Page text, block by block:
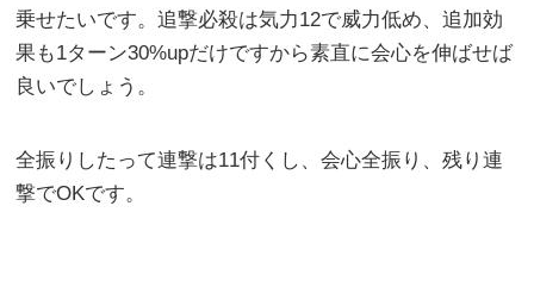
乗せたいです。追撃必殺は気力12で威力低め、追加効
果も1ターン30%upだけですから素直に会心を伸ばせば
良いでしょう。
全振りしたって連撃は11付くし、会心全振り、残り連
撃でOKです。